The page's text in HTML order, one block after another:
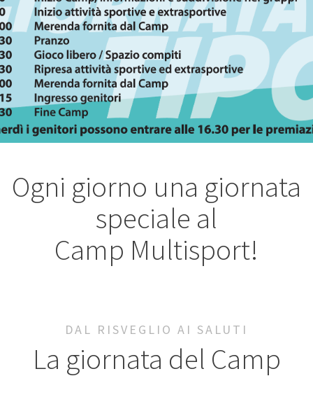
Ogni giorno una giornata
speciale al
Camp Multisport!
DAL RISVEGLIO AI SALUTI
La giornata del Camp